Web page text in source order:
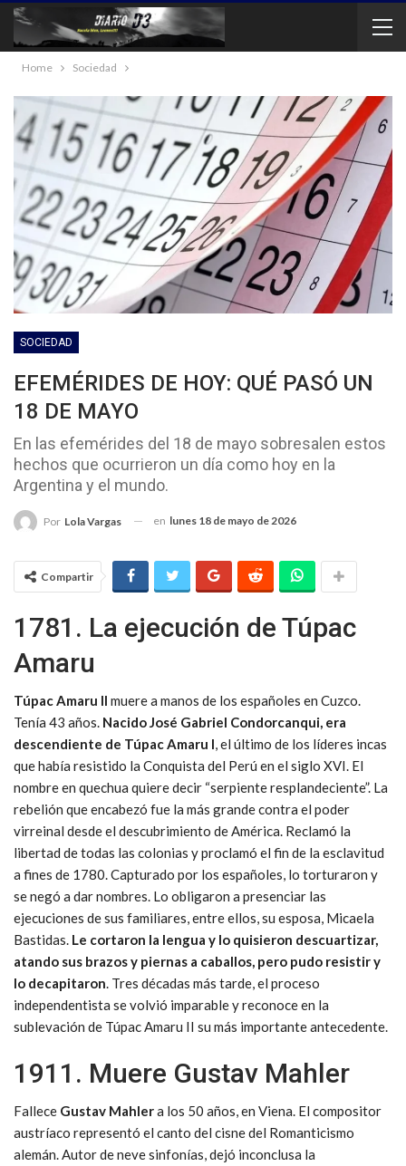
Home Sociedad
SOCIEDAD
EFEMÉRIDES DE HOY: QUÉ PASÓ UN
18 DE MAYO
En las efemérides del 18 de mayo sobresalen estos
hechos que ocurrieron un día como hoy en la
Argentina y el mundo.
Por Lola Vargas en lunes 18 de mayo de 2026
Compartir
1781. La ejecución de Túpac
Amaru
Túpac Amaru II muere a manos de los españoles en Cuzco.
Tenía 43 años. Nacido José Gabriel Condorcanqui, era
descendiente de Túpac Amaru I, el último de los líderes incas
que había resistido la Conquista del Perú en el siglo XVI. El
nombre en quechua quiere decir “serpiente resplandeciente”. La
rebelión que encabezó fue la más grande contra el poder
virreinal desde el descubrimiento de América. Reclamó la
libertad de todas las colonias y proclamó el fin de la esclavitud
a fines de 1780. Capturado por los españoles, lo torturaron y
se negó a dar nombres. Lo obligaron a presenciar las
ejecuciones de sus familiares, entre ellos, su esposa, Micaela
Bastidas. Le cortaron la lengua y lo quisieron descuartizar,
atando sus brazos y piernas a caballos, pero pudo resistir y
lo decapitaron. Tres décadas más tarde, el proceso
independentista se volvió imparable y reconoce en la
sublevación de Túpac Amaru II su más importante antecedente.
1911. Muere Gustav Mahler
Fallece Gustav Mahlera los 50 años, en Viena. El compositor
austríaco representó el canto del cisne del Romanticismo
alemán. Autor de neve sinfonías, dejó inconclusa la